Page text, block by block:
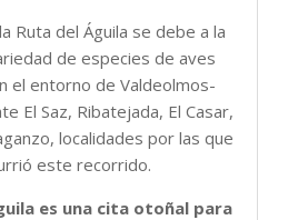
Ruta del Águila se debe a la
de especies de aves
el entorno de Valdeolmos-
El Saz, Ribatejada, El Casar,
localidades por las que
este recorrido.
es una cita otoñal para